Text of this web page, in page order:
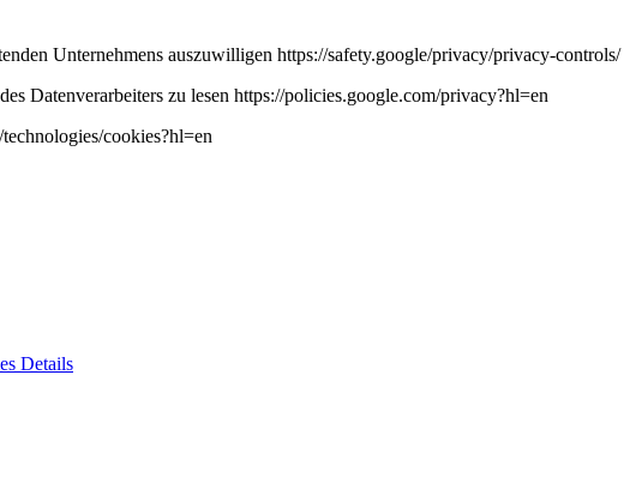
Unternehmens auszuwilligen https://safety.google/privacy/privacy-controls/
Datenverarbeiters zu lesen https://policies.google.com/privacy?hl=en
cookies?hl=en
Details